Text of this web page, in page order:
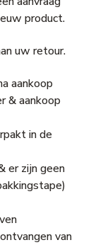
product.
uw retour.
aankoop
& aankoop
in de
er zijn geen
van